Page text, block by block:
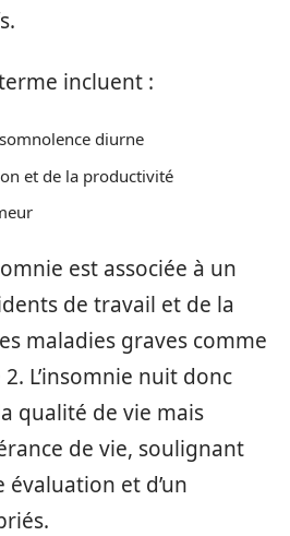
incluent :
diurne
et de la productivité
est associée à un
de travail et de la
maladies graves comme
L’insomnie nuit donc
qualité de vie mais
de vie, soulignant
évaluation et d’un